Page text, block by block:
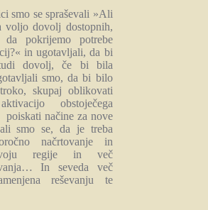
smo se spraševali »Ali
voljo dovolj dostopnih,
da pokrijemo potrebe
in ugotavljali, da bi
dovolj, če bi bila
smo, da bi bilo
skupaj oblikovati
obstoječega
poiskati načine za nove
smo se, da je treba
načrtovanje in
regije in več
In seveda več
reševanju te